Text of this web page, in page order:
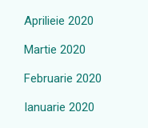
Aprilieie 2020
Martie 2020
Februarie 2020
Ianuarie 2020